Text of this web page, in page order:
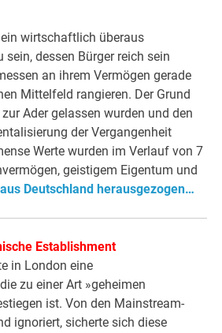
wirtschaftlich überaus
dessen Bürger reich sein
an ihrem Vermögen gerade
Mittelfeld rangieren. Der Grund
Ader gelassen wurden und den
der Vergangenheit
Werte wurden im Verlauf von 7
geistigem Eigentum und
aus Deutschland herausgezogen…
Establishment
in London eine
zu einer Art »geheimen
ist. Von den Mainstream-
ignoriert, sicherte sich diese